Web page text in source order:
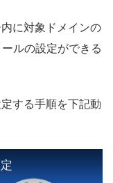
に対象ドメインの
ルの設定ができる
する手順を下記動